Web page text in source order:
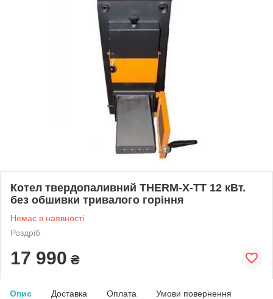
Котел твердопаливний THERM-X-TT 12 кВт.
без обшивки тривалого горіння
Немає в наявності
Роздріб
17 990 ₴
Опис Доставка Оплата Умови повернення